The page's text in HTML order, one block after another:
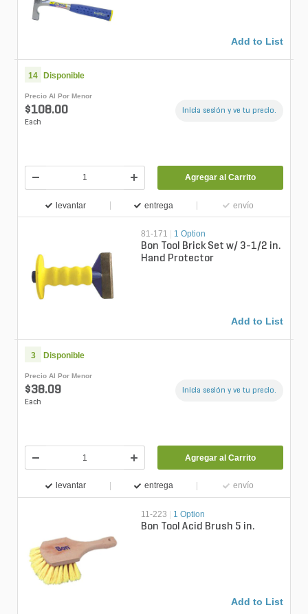
Add to List
14 Disponible
Precio Al Por Menor
$108.00
Each
Inicia sesión y ve tu precio.
Agregar al Carrito
levantar entrega envío
81-171 1 Option
Bon Tool Brick Set w/ 3-1/2 in.
Hand Protector
Add to List
3 Disponible
Precio Al Por Menor
$38.09
Each
Inicia sesión y ve tu precio.
Agregar al Carrito
levantar entrega envío
11-223 1 Option
Bon Tool Acid Brush 5 in.
Add to List